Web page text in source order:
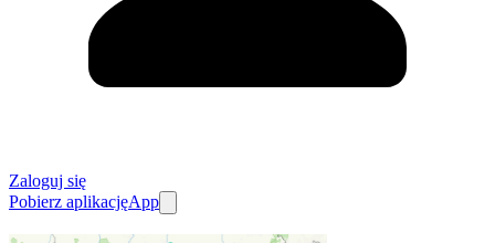
Zaloguj się
Pobierz aplikacjęApp